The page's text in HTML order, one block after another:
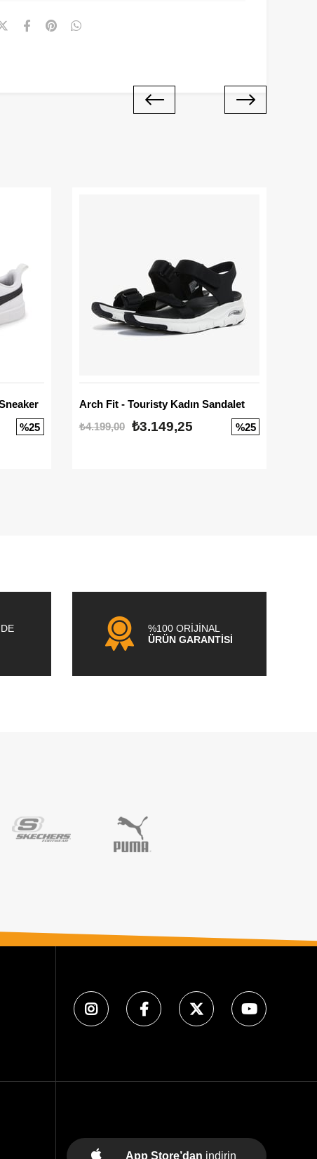
%25
Arch Fit - Touristy Kadın Sandalet
₺4.199,00
₺3.149,25 %25
%100 ORİJİNAL
ÜRÜN GARANTİSİ
App Store’dan indirin